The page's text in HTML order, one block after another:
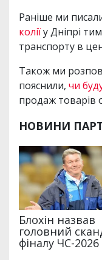
Раніше ми
коліїу Дніпрі
транспорту в
Також ми
пояснили, чи
продаж товарів